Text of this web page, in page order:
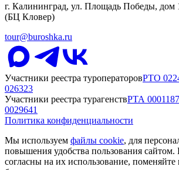
г. Калининград, ул. Площадь Победы, дом
(БЦ Кловер)
tour@buroshka.ru
Участники реестра туроператоровРТО
026323
Участники реестра турагенствРТА 0001187
0029641
Политика конфиденциальности
Мы используем файлы cookie, для
повышения удобства пользования
согласны на их использование, поменяйте